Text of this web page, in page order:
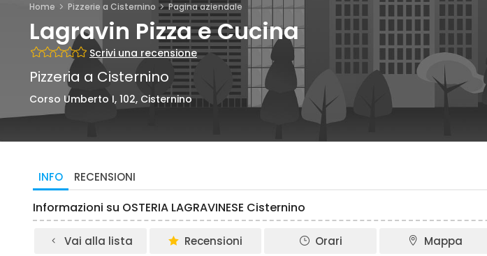
Home Pizzerie a Cisternino Pagina aziendale
Lagravin Pizza e Cucina
Scrivi una recensione
Pizzeria a Cisternino
Corso Umberto I, 102, Cisternino
INFO RECENSIONI
Informazioni su OSTERIA LAGRAVINESE Cisternino
Vai alla lista Recensioni Orari Mappa